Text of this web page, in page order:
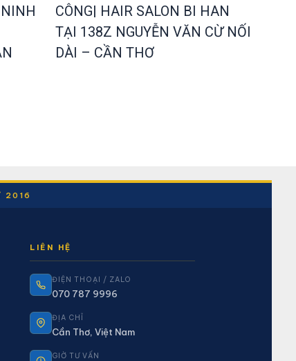
CÔNG| HAIR SALON BI HAN
TẠI 138Z NGUYỄN VĂN CỪ NỐI
DÀI – CẦN THƠ
2016
LIÊN HỆ
ĐIỆN THOẠI / ZALO
070 787 9996
ĐỊA CHỈ
Cần Thơ, Việt Nam
GIỜ TƯ VẤN